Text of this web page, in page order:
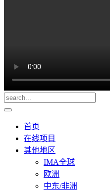
首页
在线项目
其他地区
IMA全球
欧洲
中东/非洲